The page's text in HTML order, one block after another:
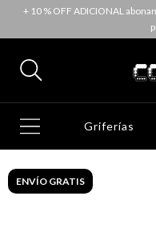
+ 10 % OFF ADICIONAL
Griferías
ENVÍO GRATIS